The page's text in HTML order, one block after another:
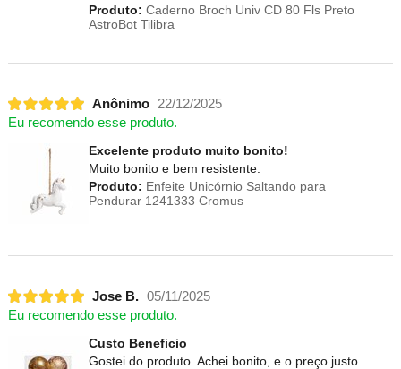
Produto: Caderno Broch Univ CD 80 Fls Preto
AstroBot Tilibra
Anônimo
22/12/2025
Eu recomendo esse produto.
Excelente produto muito bonito!
Muito bonito e bem resistente.
Produto: Enfeite Unicórnio Saltando para
Pendurar 1241333 Cromus
Jose B. 05/11/2025
Eu recomendo esse produto.
Custo Beneficio
Gostei do produto. Achei bonito, e o preço justo.